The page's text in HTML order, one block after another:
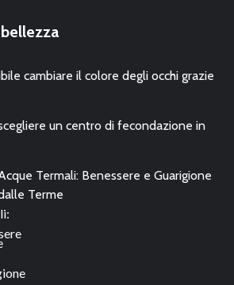
cambiare il colore degli occhi grazie
un centro di fecondazione in
Termali: Benessere e Guarigione
Terme